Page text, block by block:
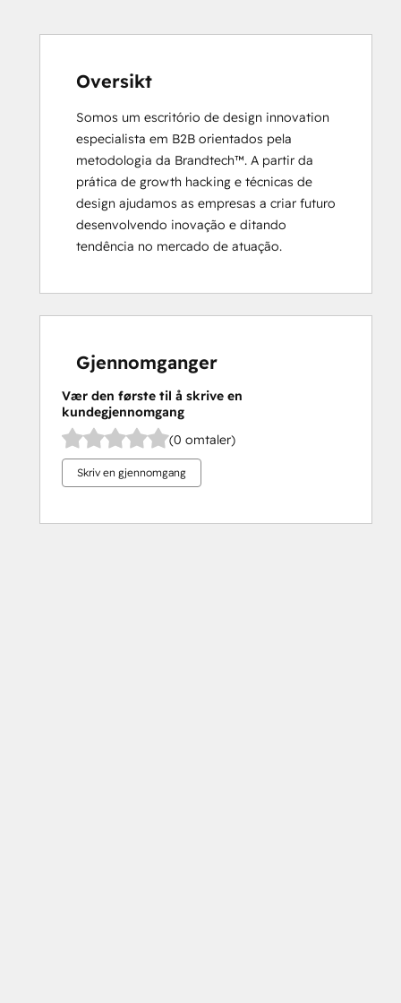
HubSpot Reporting
Certification
Inbound
Inbound Marketing
Objectives-Based Onboarding
Platform Consulting
Revenue Operations
Salesforce Integration Certification
Oversikt
Somos um escritório de design innovation
especialista em B2B orientados pela
metodologia da Brandtech™. A partir da
prática de growth hacking e técnicas de
design ajudamos as empresas a criar futuro
desenvolvendo inovação e ditando
tendência no mercado de atuação.
Gjennomganger
Vær den første til å skrive en
kundegjennomgang
(0 omtaler)
Skriv en gjennomgang